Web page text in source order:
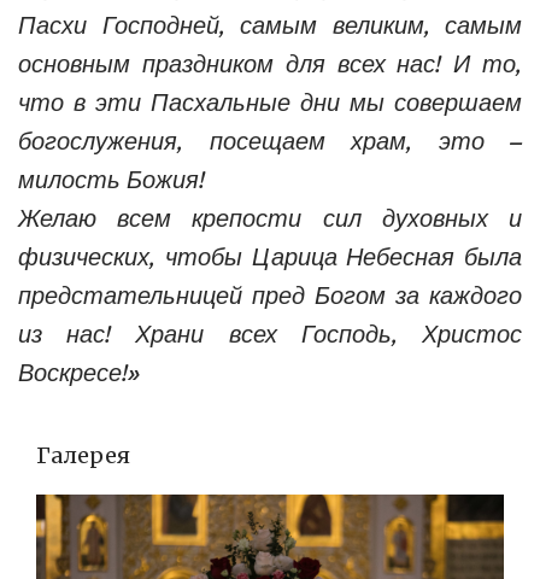
Пасхи Господней, самым великим, самым
основным праздником для всех нас! И то,
что в эти Пасхальные дни мы совершаем
богослужения, посещаем храм, это –
милость Божия!
Желаю всем крепости сил духовных и
физических, чтобы Царица Небесная была
предстательницей пред Богом за каждого
из нас! Храни всех Господь, Христос
Воскресе!»
Галерея